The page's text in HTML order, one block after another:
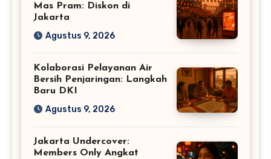
Mas Pram: Diskon di
Jakarta
Agustus 9, 2026
Kolaborasi Pelayanan Air
Bersih Penjaringan: Langkah
Baru DKI
Agustus 9, 2026
Jakarta Undercover:
Members Only Angkat